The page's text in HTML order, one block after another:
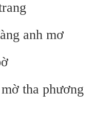
anh mơ
tha phương